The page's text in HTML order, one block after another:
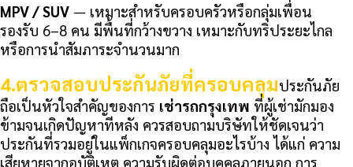
MPV / SUV — เหมาะสำหรับครอบครัวหรือกลุ่มเพื่อน
รองรับ 6–8 คน มีพื้นที่กว้างขวาง เหมาะกับทริประยะไกล
หรือการนำสัมภาระจำนวนมาก
4.ตรวจสอบประกันภัยที่ครอบคลุมประกันภัย
ถือเป็นหัวใจสำคัญของการ เช่ารถกรุงเทพ ที่ผู้เช่ามักมอง
ข้ามจนเกิดปัญหาทีหลัง ควรสอบถามบริษัทให้ชัดเจนว่า
ประกันที่รวมอยู่ในแพ็กเกจครอบคลุมอะไรบ้าง ได้แก่ ความ
เสียหายจากอุบัติเหตุ ความรับผิดต่อบุคคลภายนอก การ